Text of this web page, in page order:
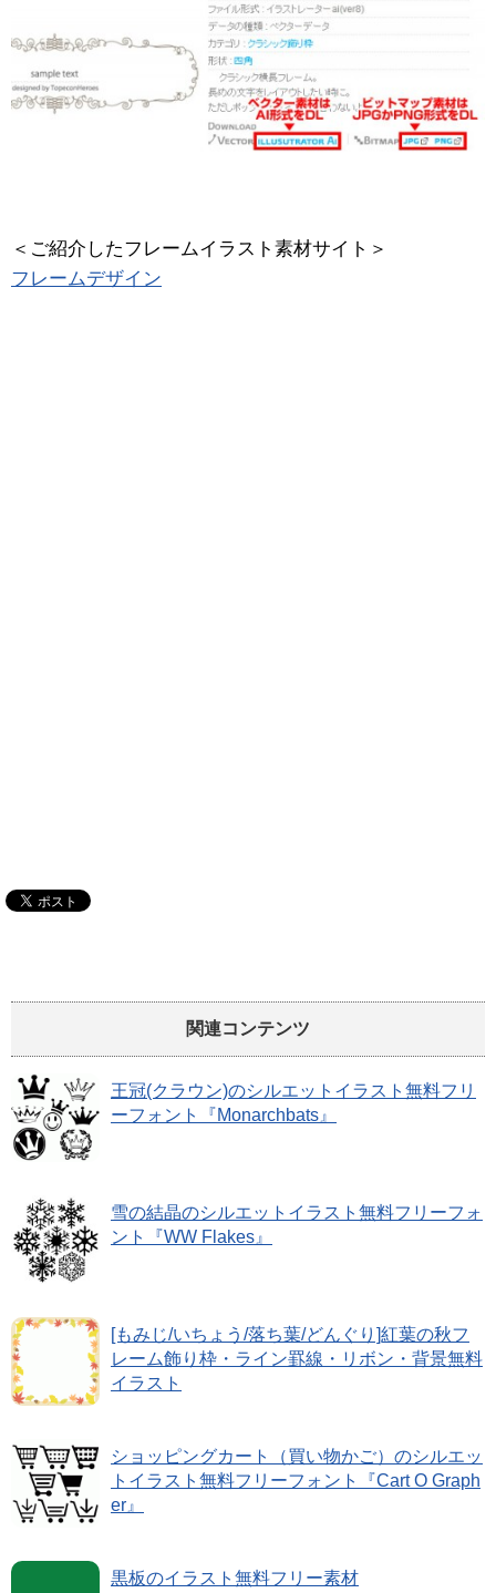
＜ご紹介したフレームイラスト素材サイト＞
フレームデザイン
関連コンテンツ
王冠(クラウン)のシルエットイラスト無料フリ
ーフォント『Monarchbats』
雪の結晶のシルエットイラスト無料フリーフォ
ント『WW Flakes』
[もみじ/いちょう/落ち葉/どんぐり]紅葉の秋フ
レーム飾り枠・ライン罫線・リボン・背景無料
イラスト
ショッピングカート（買い物かご）のシルエッ
トイラスト無料フリーフォント『Cart O Graph
er』
黒板のイラスト無料フリー素材